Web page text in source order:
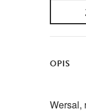
OPIS
Wersal,